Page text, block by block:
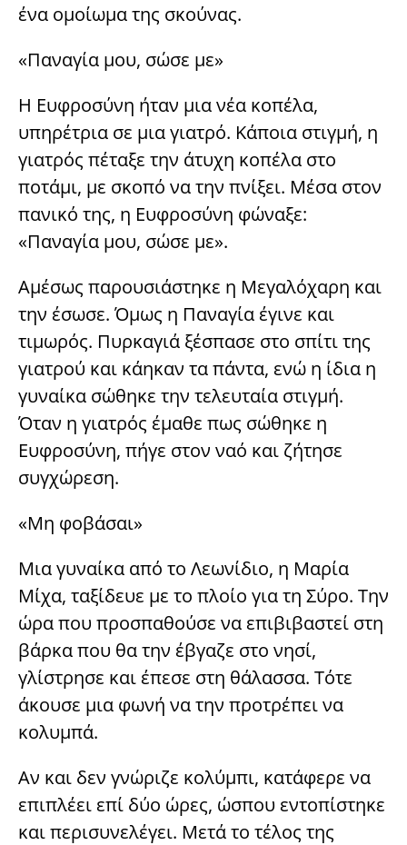
ένα ομοίωμα της σκούνας.
«Παναγία μου, σώσε με»
Η Ευφροσύνη ήταν μια νέα κοπέλα,
υπηρέτρια σε μια γιατρό. Κάποια στιγμή, η
γιατρός πέταξε την άτυχη κοπέλα στο
ποτάμι, με σκοπό να την πνίξει. Μέσα στον
πανικό της, η Ευφροσύνη φώναξε:
«Παναγία μου, σώσε με».
Αμέσως παρουσιάστηκε η Μεγαλόχαρη και
την έσωσε. Όμως η Παναγία έγινε και
τιμωρός. Πυρκαγιά ξέσπασε στο σπίτι της
γιατρού και κάηκαν τα πάντα, ενώ η ίδια η
γυναίκα σώθηκε την τελευταία στιγμή.
Όταν η γιατρός έμαθε πως σώθηκε η
Ευφροσύνη, πήγε στον ναό και ζήτησε
συγχώρεση.
«Μη φοβάσαι»
Μια γυναίκα από το Λεωνίδιο, η Μαρία
Μίχα, ταξίδευε με το πλοίο για τη Σύρο. Την
ώρα που προσπαθούσε να επιβιβαστεί στη
βάρκα που θα την έβγαζε στο νησί,
γλίστρησε και έπεσε στη θάλασσα. Τότε
άκουσε μια φωνή να την προτρέπει να
κολυμπά.
Αν και δεν γνώριζε κολύμπι, κατάφερε να
επιπλέει επί δύο ώρες, ώσπου εντοπίστηκε
και περισυνελέγει. Μετά το τέλος της